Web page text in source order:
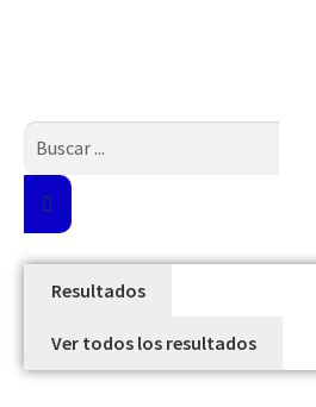
Resultados
Ver todos los resultados